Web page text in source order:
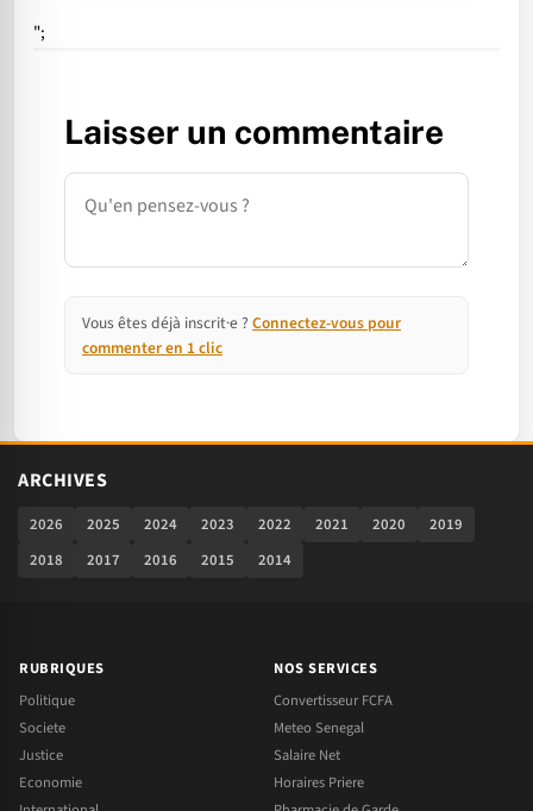
";
Laisser un commentaire
Commentaire
Vous êtes déjà inscrit·e ? Connectez-vous pour
commenter en 1 clic
ARCHIVES
2026 2025 2024 2023 2022 2021 2020
2019
2018
2017 2016 2015 2014
RUBRIQUES
Politique
Societe
Justice
Economie
NOS SERVICES
Convertisseur FCFA
Meteo Senegal
Salaire Net
Horaires Priere